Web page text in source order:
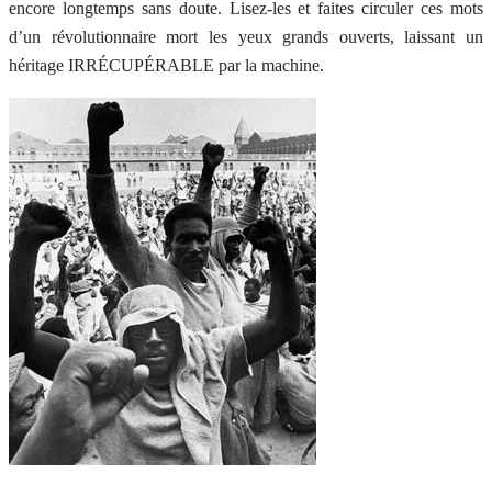
encore longtemps sans doute. Lisez-les et faites circuler ces mots
d’un révolutionnaire mort les yeux grands ouverts, laissant un
héritage IRRÉCUPÉRABLE par la machine.